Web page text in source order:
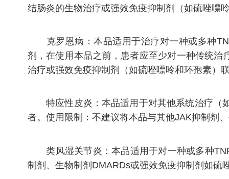
结肠炎的生物治疗或强效免疫抑制剂（如硫唑嘌
克罗恩病：本品适用于治疗对一种或多种
剂，在使用本品之前，患者应至少对一种传统
治疗或强效免疫抑制剂（如硫唑嘌呤和环孢素）联
特应性皮炎：本品适用于对其他系统治疗（如
者。使用限制：不建议将本品与其他JAK抑制剂
类风湿关节炎：本品适用于对一种或多种TNF
制剂、生物制剂DMARDs或强效免疫抑制剂如硫